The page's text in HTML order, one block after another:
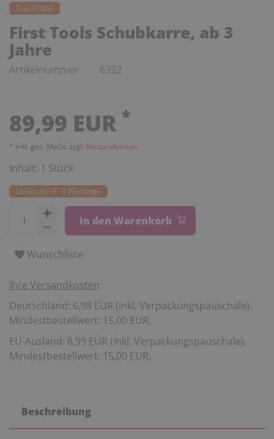
Top-Artikel
First Tools Schubkarre, ab 3
Jahre
Artikelnummer 6392
89,99 EUR *
* inkl. ges. MwSt. zzgl. Versandkosten
Inhalt: 1 Stück
Lieferzeit: 3 - 5 Werktage
In den Warenkorb
Wunschliste
Ihre Versandkosten
Deutschland: 6,98 EUR (inkl. Verpackungspauschale).
Mindestbestellwert: 15,00 EUR.
EU-Ausland: 8,99 EUR (inkl. Verpackungspauschale).
Mindestbestellwert: 15,00 EUR.
Beschreibung